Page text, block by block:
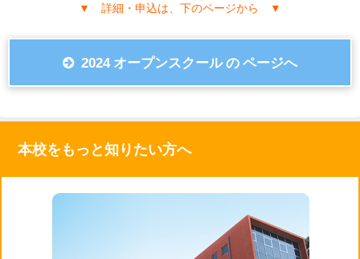
▼ 詳細・申込は、下のページから ▼
2024 オープンスクール の ページへ
本校をもっと知りたい方へ